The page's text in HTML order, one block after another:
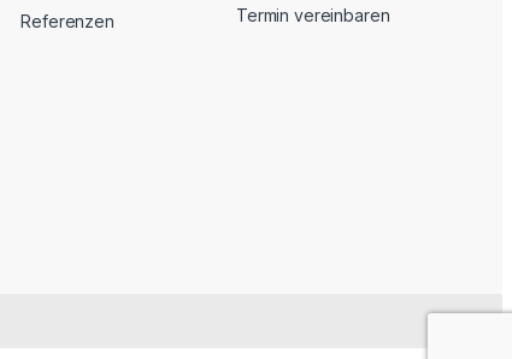
Referenzen
Termin vereinbaren